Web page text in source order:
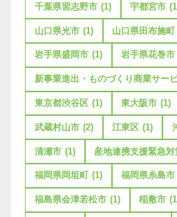
千葉県習志野市 (1) 宇都宮市
山口県光市 (1) 山口県田布施町
岩手県盛岡市 (1) 岩手県花巻市
新事業進出・ものづくり商業サー
東京都渋谷区 (1) 東大阪市 (1)
武蔵村山市 (2) 江東区 (1)
清瀬市 (1) 産地連携支援緊急
福岡県岡垣町 (1) 福岡県糸島市
福島県会津若松市 (1) 稲敷市